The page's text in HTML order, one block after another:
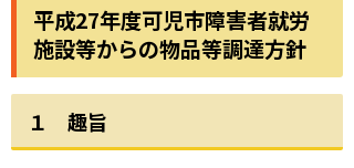
平成27年度可児市障害者就労
施設等からの物品等調達方針
１ 趣旨